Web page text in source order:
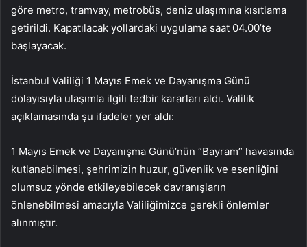
göre metro, tramvay, metrobüs, deniz ulaşımına kısıtlama
getirildi. Kapatılacak yollardaki uygulama saat 04.00’te
başlayacak.
İstanbul Valiliği 1 Mayıs Emek ve Dayanışma Günü
dolayısıyla ulaşımla ilgili tedbir kararları aldı. Valilik
açıklamasında şu ifadeler yer aldı:
1 Mayıs Emek ve Dayanışma Günü’nün “Bayram” havasında
kutlanabilmesi, şehrimizin huzur, güvenlik ve esenliğini
olumsuz yönde etkileyebilecek davranışların
önlenebilmesi amacıyla Valiliğimizce gerekli önlemler
alınmıştır.